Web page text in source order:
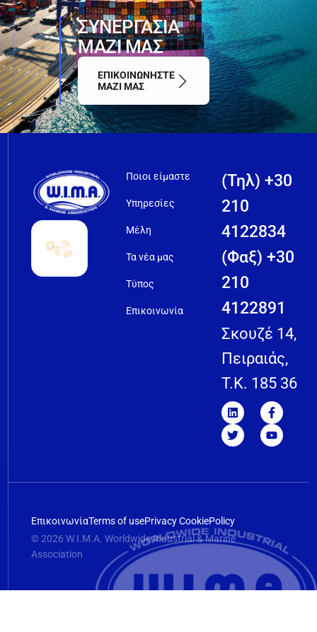
ΣΥΝΕΡΓΑΣΙΑ
ΜΑΖΙ ΜΑΣ
ΕΠΙΚΟΙΝΩΝΗΣΤΕ
ΜΑΖΙ ΜΑΣ
Ποιοι είμαστε
Υπηρεσίες
Μέλη
Τα νέα μας
Τύπος
Επικοινωνία
(Τηλ) +30
210
4122834
(Φαξ) +30
210
4122891
Σκουζέ 14,
Πειραιάς,
T.K. 185 36
ΕπικοινωνίαTerms of usePrivacy CookiePolicy
© 2026 W.I.M.A. Worldwide Industrial & Marine
Association